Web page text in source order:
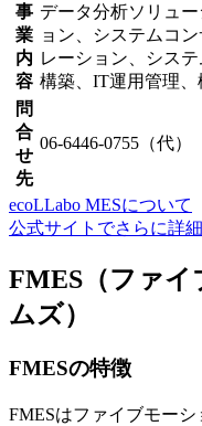
事
業
内
容
データ分析ソリュ
ョン、システムコ
レーション、シス
構築、IT運用管理、
問
合
せ
先
06-6446-0755（代）
ecoLLabo MESについて
公式サイトでさらに詳
FMES（ファ
ムズ）
FMESの特徴
FMESはファイブモーシ